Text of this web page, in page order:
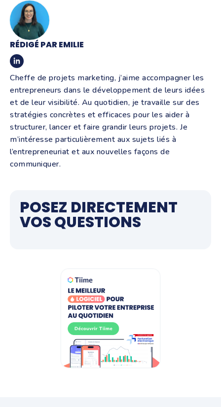
RÉDIGÉ PAR EMILIE
Cheffe de projets marketing, j’aime accompagner les
entrepreneurs dans le développement de leurs idées
et de leur visibilité. Au quotidien, je travaille sur des
stratégies concrètes et efficaces pour les aider à
structurer, lancer et faire grandir leurs projets. Je
m’intéresse particulièrement aux sujets liés à
l’entrepreneuriat et aux nouvelles façons de
communiquer.
POSEZ DIRECTEMENT
VOS QUESTIONS